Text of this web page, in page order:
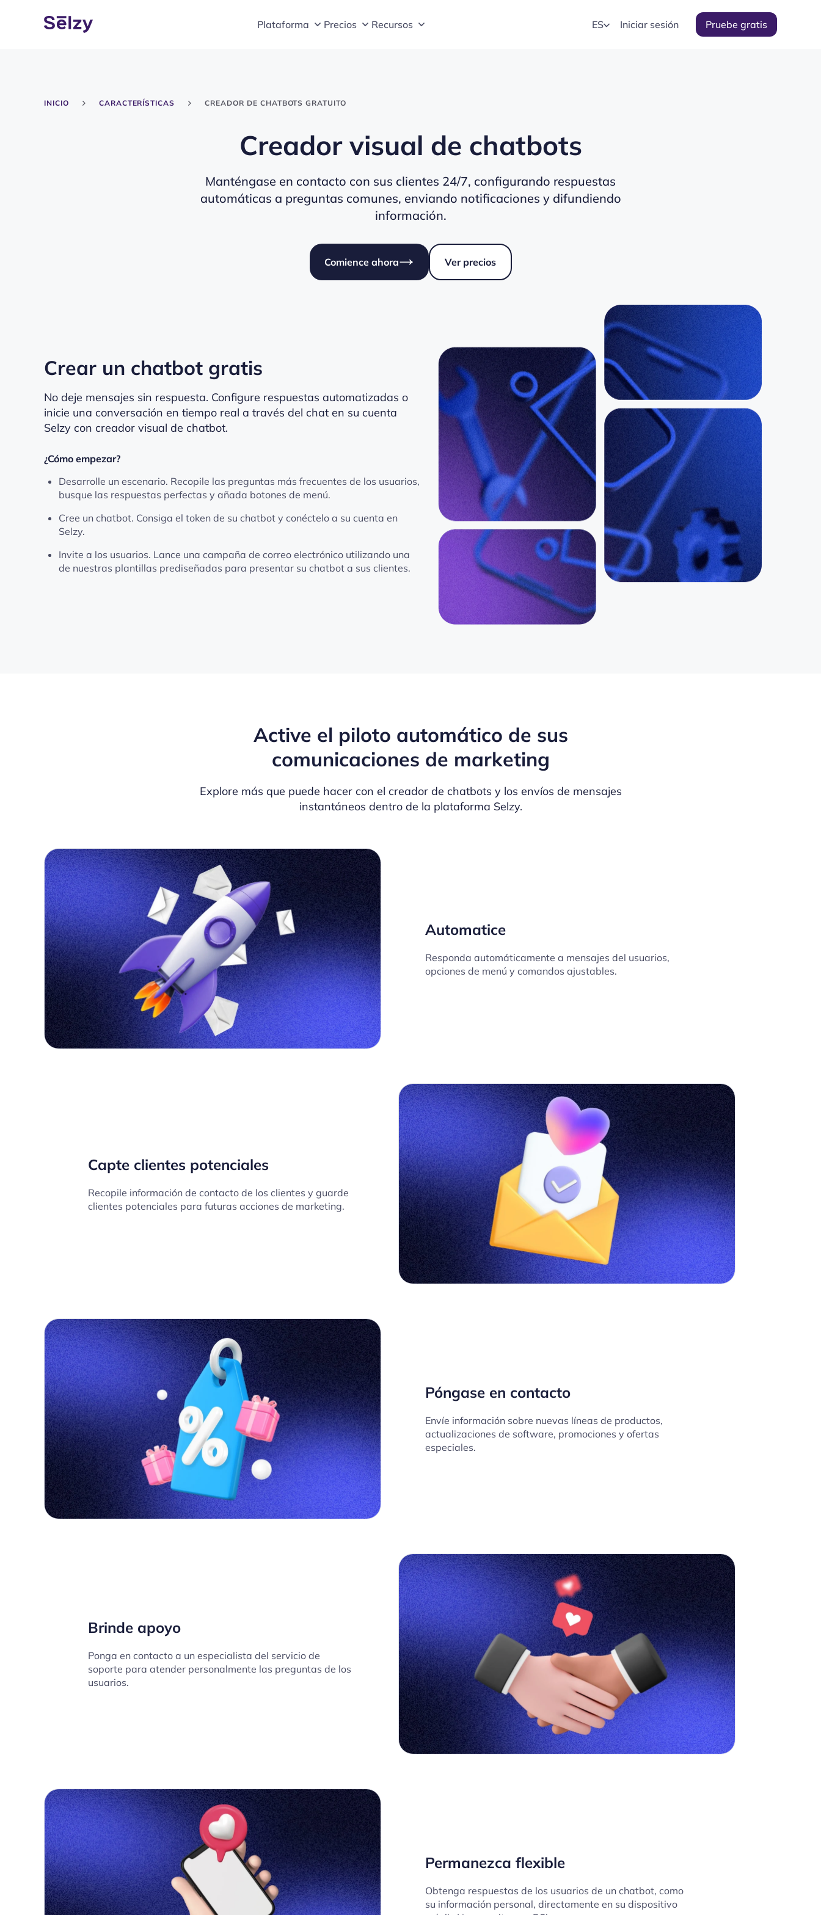
Plataforma Precios Recursos ES Iniciar sesión Pruebe gratis
INICIO CARACTERÍSTICAS CREADOR DE CHATBOTS GRATUITO
Creador visual de chatbots
Manténgase en contacto con sus clientes 24/7, configurando respuestas
automáticas a preguntas comunes, enviando notificaciones y difundiendo
información.
Comience ahora Ver precios
Crear un chatbot gratis
No deje mensajes sin respuesta. Configure respuestas automatizadas o
inicie una conversación en tiempo real a través del chat en su cuenta
Selzy con creador visual de chatbot.
¿Cómo empezar?
Desarrolle un escenario. Recopile las preguntas más frecuentes de los usuarios,
busque las respuestas perfectas y añada botones de menú.
Cree un chatbot. Consiga el token de su chatbot y conéctelo a su cuenta en
Selzy.
Invite a los usuarios. Lance una campaña de correo electrónico utilizando una
de nuestras plantillas prediseñadas para presentar su chatbot a sus clientes.
Active el piloto automático de sus
comunicaciones de marketing
Explore más que puede hacer con el creador de chatbots y los envíos de mensajes
instantáneos dentro de la plataforma Selzy.
Automatice
Responda automáticamente a mensajes del usuarios,
opciones de menú y comandos ajustables.
Capte clientes potenciales
Recopile información de contacto de los clientes y guarde
clientes potenciales para futuras acciones de marketing.
Póngase en contacto
Envíe información sobre nuevas líneas de productos,
actualizaciones de software, promociones y ofertas
especiales.
Brinde apoyo
Ponga en contacto a un especialista del servicio de
soporte para atender personalmente las preguntas de los
usuarios.
Permanezca flexible
Obtenga respuestas de los usuarios de un chatbot, como
su información personal, directamente en su dispositivo